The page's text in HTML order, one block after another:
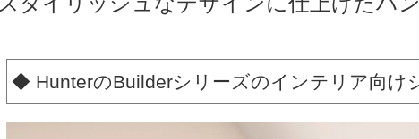
◆ HunterのBuilderシリーズのインテリア向け